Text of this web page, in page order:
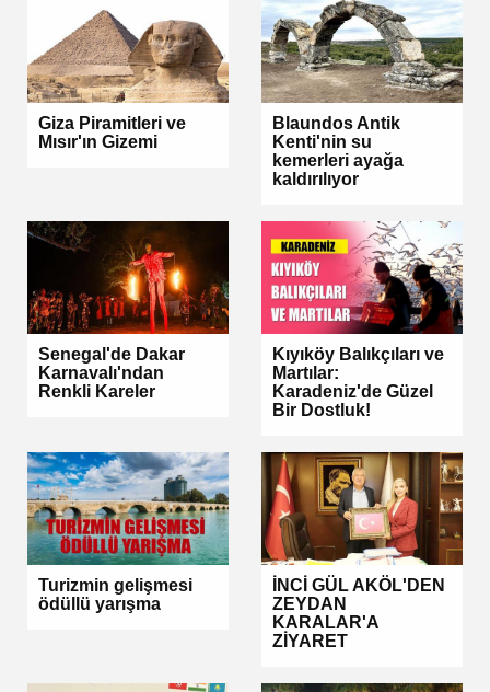
Giza Piramitleri ve
Mısır'ın Gizemi
Blaundos Antik
Kenti'nin su
kemerleri ayağa
kaldırılıyor
Senegal'de Dakar
Karnavalı'ndan
Renkli Kareler
Kıyıköy Balıkçıları ve
Martılar:
Karadeniz'de Güzel
Bir Dostluk!
Turizmin gelişmesi
ödüllü yarışma
İNCİ GÜL AKÖL'DEN
ZEYDAN
KARALAR'A
ZİYARET